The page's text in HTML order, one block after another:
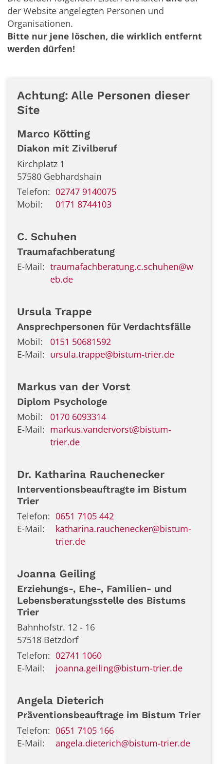
der Website angelegten Personen und
Organisationen.
Bitte nur jene löschen, die wirklich entfernt
werden dürfen!
Achtung: Alle Personen dieser
Site
Marco Kötting
Diakon mit Zivilberuf
Kirchplatz 1
57580 Gebhardshain
Telefon: 02747 9140075
Mobil:
0171 8744103
C. Schuhen
Traumafachberatung
E-Mail: traumafachberatung.c.schuhen@w
eb.de
Ursula Trappe
Ansprechpersonen für Verdachtsfälle
Mobil:
0151 50681592
E-Mail: ursula.trappe@bistum-trier.de
Markus van der Vorst
Diplom Psychologe
Mobil:
0170 6093314
E-Mail: markus.vandervorst@bistum-
trier.de
Dr. Katharina Rauchenecker
Interventionsbeauftragte im Bistum
Trier
Telefon: 0651 7105 442
E-Mail:
katharina.rauchenecker@bistum-
trier.de
Joanna Geiling
Erziehungs-, Ehe-, Familien- und
Lebensberatungsstelle des Bistums
Trier
Bahnhofstr. 12 - 16
57518 Betzdorf
Telefon: 02741 1060
E-Mail:
joanna.geiling@bistum-trier.de
Angela Dieterich
Präventionsbeauftrage im Bistum Trier
Telefon: 0651 7105 166
E-Mail:
angela.dieterich@bistum-trier.de